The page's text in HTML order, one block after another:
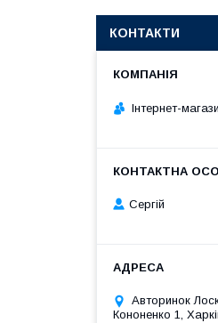
КОНТАКТИ
Інтернет-
Сергій
Авторинок
Кононенко 1,